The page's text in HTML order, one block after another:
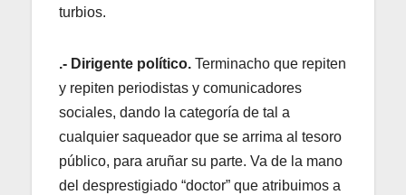
turbios.
.- Dirigente político. Terminacho que repiten
y repiten periodistas y comunicadores
sociales, dando la categoría de tal a
cualquier saqueador que se arrima al tesoro
público, para aruñar su parte. Va de la mano
del desprestigiado “doctor” que atribuimos a